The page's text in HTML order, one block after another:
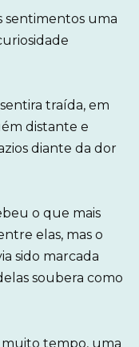
sentimentos uma
traída, em
distante e
diante da dor
o que mais
elas, mas o
sido marcada
soubera como
muito tempo, uma